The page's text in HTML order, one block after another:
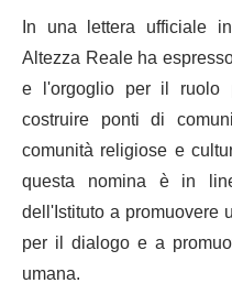
In una lettera ufficiale
Altezza Reale ha
e l'orgoglio per il ruolo
costruire ponti di
comunità religiose e
questa nomina è in
dell'Istituto a promuovere
per il dialogo e a
umana.